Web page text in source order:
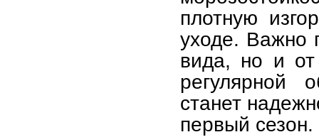
плотную
уходе. Важно
вида, но и от
регулярной
станет
первый сезон.